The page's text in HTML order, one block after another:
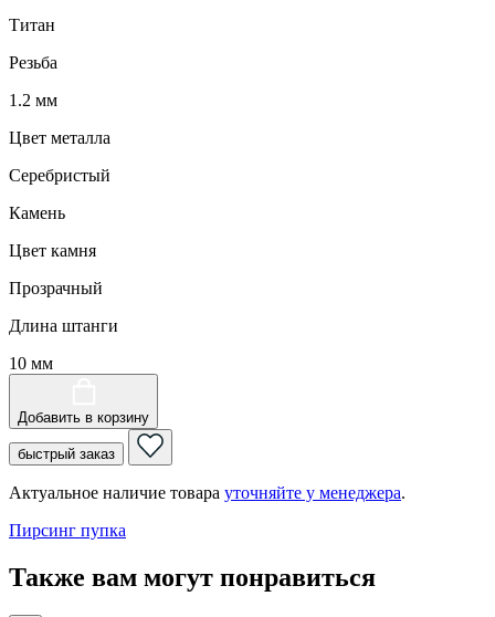
Титан
Резьба
1.2 мм
Цвет металла
Серебристый
Камень
Цвет камня
Прозрачный
Длина штанги
10 мм
Добавить в корзину
быстрый заказ
Актуальное наличие товара уточняйте у менеджера.
Пирсинг пупка
Также вам могут понравиться